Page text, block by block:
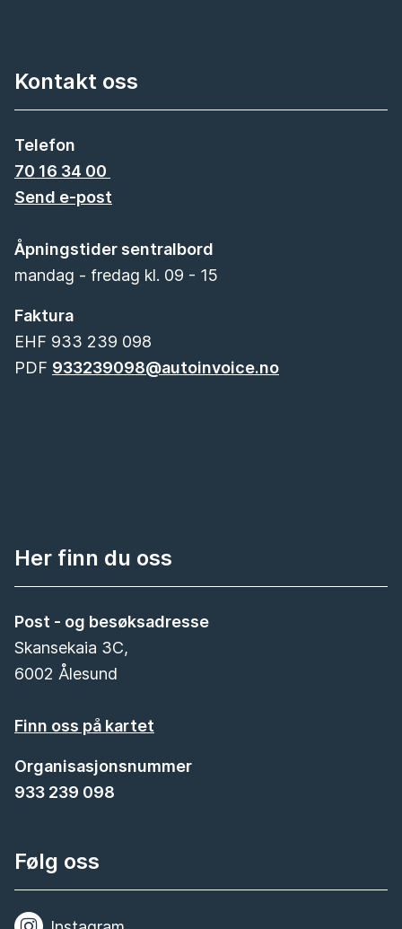
Kontakt oss
Telefon
70 16 34 00
Send e-post
Åpningstider sentralbord
mandag - fredag kl. 09 - 15
Faktura
EHF 933 239 098
PDF 933239098@autoinvoice.no
Her finn du oss
Post - og besøksadresse
Skansekaia 3C,
6002 Ålesund
Finn oss på kartet
Organisasjonsnummer
933 239 098
Følg oss